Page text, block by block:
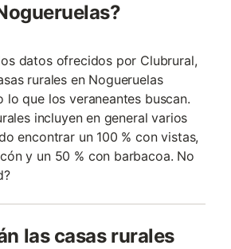
datos ofrecidos por Clubrural,
rurales en Nogueruelas
lo que los veraneantes buscan.
incluyen en general varios
encontrar un 100 % con vistas,
y un 50 % con barbacoa. No
las casas rurales